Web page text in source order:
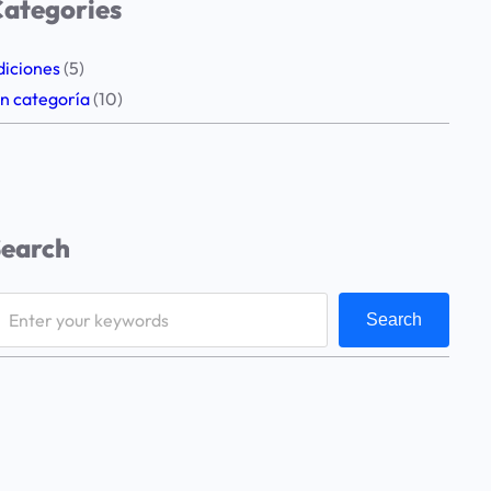
(5)
categoría(10)
Search